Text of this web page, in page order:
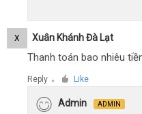
X Xuân Khánh Đà Lạt
Thanh toán bao nhiêu
Reply ● Like
Admin ADMIN